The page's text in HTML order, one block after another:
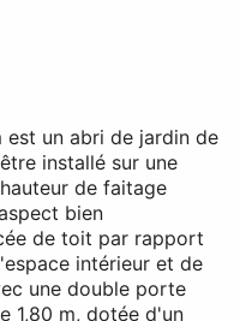
est un abri de jardin de
installé sur une
de faitage
bien
de toit par rapport
intérieur et de
une double porte
1,80 m, dotée d'un